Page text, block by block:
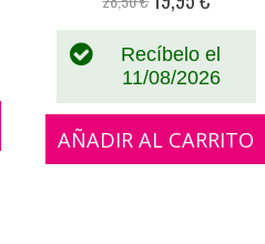
Recíbelo el
11/08/2026
AÑADIR AL CARRITO